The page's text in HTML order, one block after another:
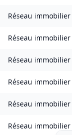
Réseau immobilier
Réseau immobilier
Réseau immobilier
Réseau immobilier
Réseau immobilier
Réseau immobilier